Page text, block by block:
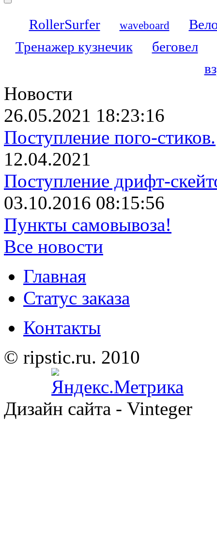
RollerSurfer waveboard
Тренажер кузнечик
беговел
Новости
26.05.2021 18:23:16
Поступление пого-стиков.
12.04.2021
Поступление дрифт-
03.10.2016 08:15:56
Пункты самовывоза!
Все новости
Главная
Статус заказа
Контакты
© ripstic.ru. 2010
Дизайн сайта - Vinteger